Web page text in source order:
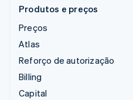
Produtos e preços
Preços
Atlas
Reforço de autorização
Billing
Capital